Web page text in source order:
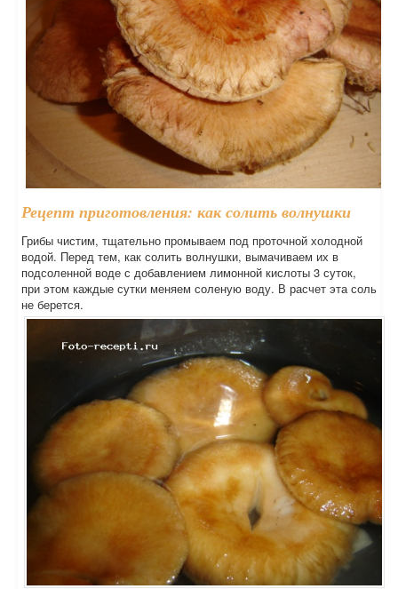
Рецепт приготовления: как солить волнушки
Грибы чистим, тщательно промываем под проточной холодной
водой. Перед тем, как солить волнушки, вымачиваем их в
подсоленной воде с добавлением лимонной кислоты 3 суток,
при этом каждые сутки меняем соленую воду. В расчет эта соль
не берется.